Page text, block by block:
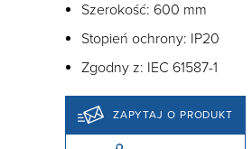
Szerokość: 600 mm
Stopień ochrony: IP20
Zgodny z: IEC 61587-1
ZAPYTAJ O PRODUKT